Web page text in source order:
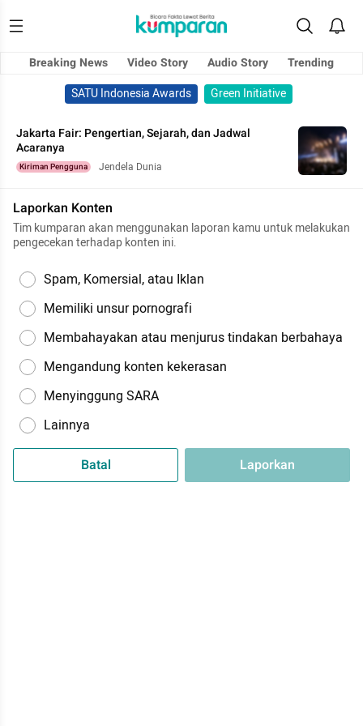
Breaking News Video Story Audio Story
Trending
SATU Indonesia Awards
Green Initiative
Jakarta Fair: Pengertian, Sejarah, dan Jadwal
Acaranya
Kiriman Pengguna Jendela Dunia
Laporkan Konten
Tim kumparan akan menggunakan laporan kamu untuk melakukan
pengecekan terhadap konten ini.
Spam, Komersial, atau Iklan
Memiliki unsur pornografi
Membahayakan atau menjurus tindakan berbahaya
Mengandung konten kekerasan
Menyinggung SARA
Lainnya
Batal Laporkan